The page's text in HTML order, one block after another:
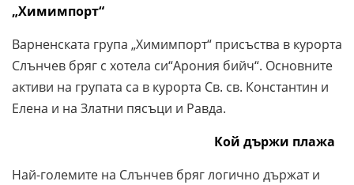
„Химимпорт“
Варненската група „Химимпорт“ присъства в курорта
Слънчев бряг с хотела си“Арония бийч“. Основните
активи на групата са в курорта Св. св. Константин и
Елена и на Златни пясъци и Равда.
Кой държи плажа
Най-големите на Слънчев бряг логично държат и